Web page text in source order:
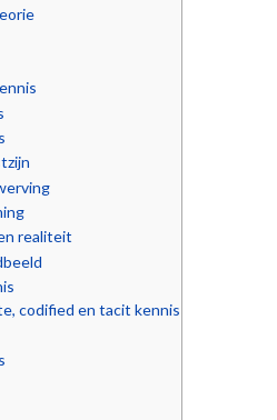
realiteit
codified en tacit kennis